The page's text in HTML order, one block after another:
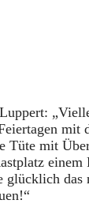
mit
Tüte mit
einem
glücklich das